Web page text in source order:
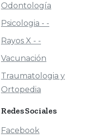
Odontología
Psicologia - -
Rayos X - -
Vacunación
Traumatologia y
Ortopedia
RedesSociales
Facebook